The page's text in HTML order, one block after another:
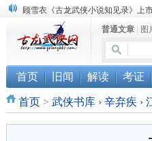
“武侠书库”查缺补漏活动圆满结束
《古龙小说原貌探究》修订版已上
顾雪衣《古龙武侠小说知见录》上市
普通文章| 图
首页 旧闻 解读 考证
首页> 武侠书库 › 辛弃疾 ›